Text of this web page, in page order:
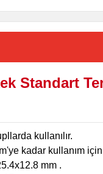
Standart
kullanılır.
kadar kullanım
mm .